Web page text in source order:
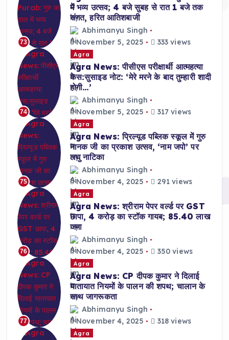
73
में भव्य उत्सव; 4 बजे सुबह से रात 1 बजे तक
संगत, हरित आतिशबाजी
Abhimanyu Singh
November 5, 2025
333 views
74
Agra
Agra News: पीसीएस परीक्षार्थी आत्महत्या
केस:सुसाइड नोट: ‘मेरे मरने के बाद तुम्हारी शादी
होगी…’
Abhimanyu Singh
November 5, 2025
317 views
75
Agra
Agra News: प्रिल्यूड पब्लिक स्कूल में गुरु
नानक जी का प्रकाश उत्सव, ‘नाम जपो’ पर
लघु नाटिका
Abhimanyu Singh
November 4, 2025
291 views
76
Agra
Agra News: श्रीराम पेपर वर्ल्ड पर GST
छापा, 4 करोड़ का स्टॉक गायब; 85.40 लाख
जमा
Abhimanyu Singh
November 4, 2025
350 views
77
Agra
Agra News: CP दीपक कुमार ने दिलाई
यातायात नियमों के पालन की शपथ; चालान के
साथ जागरूकता
Abhimanyu Singh
November 4, 2025
318 views
Agra